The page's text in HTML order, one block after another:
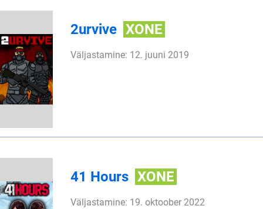
2urvive XONE
Väljastamine: 12. juuni 2019
41 Hours XONE
Väljastamine: 19. oktoober 2022